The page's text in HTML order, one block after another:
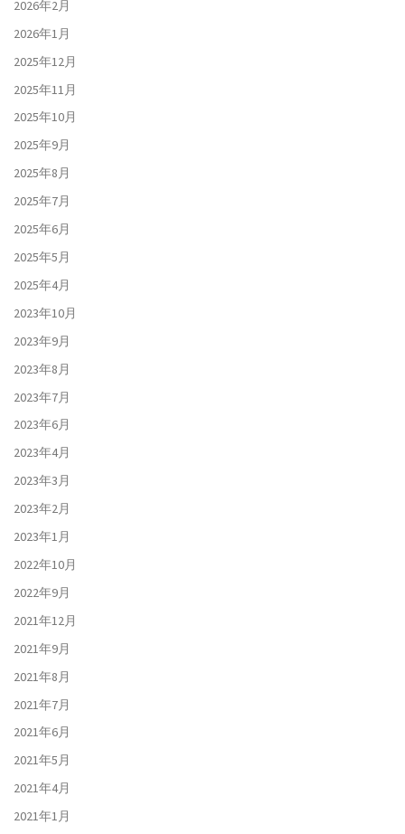
2026年2月
2026年1月
2025年12月
2025年11月
2025年10月
2025年9月
2025年8月
2025年7月
2025年6月
2025年5月
2025年4月
2023年10月
2023年9月
2023年8月
2023年7月
2023年6月
2023年4月
2023年3月
2023年2月
2023年1月
2022年10月
2022年9月
2021年12月
2021年9月
2021年8月
2021年7月
2021年6月
2021年5月
2021年4月
2021年1月